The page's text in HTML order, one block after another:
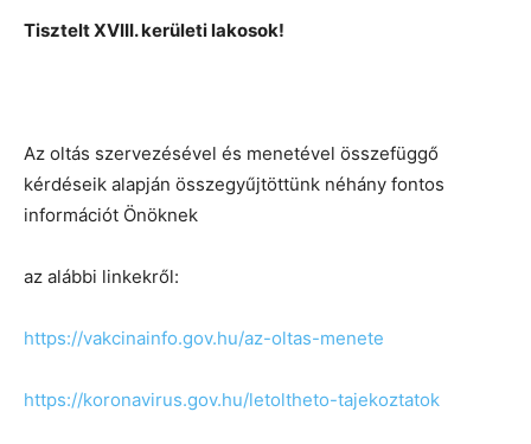
Tisztelt XVIII. kerületi lakosok!
Az oltás szervezésével és menetével összefüggő
kérdéseik alapján összegyűjtöttünk néhány fontos
információt Önöknek
az alábbi linkekről:
https://vakcinainfo.gov.hu/az-oltas-menete
https://koronavirus.gov.hu/letoltheto-tajekoztatok